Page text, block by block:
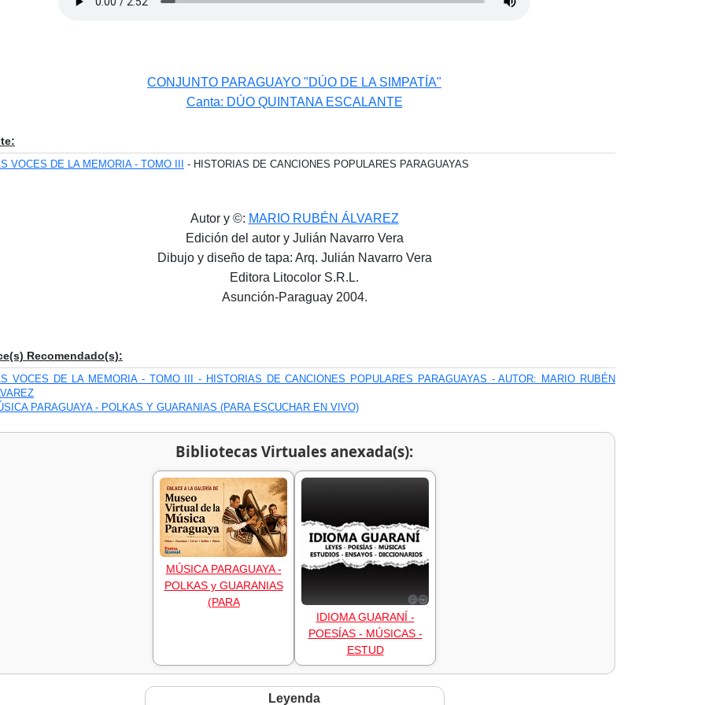
CONJUNTO PARAGUAYO "DÚO DE LA SIMPATÍA"
Canta: DÚO QUINTANA ESCALANTE
VOCES DE LA MEMORIA - TOMO III - HISTORIAS DE CANCIONES POPULARES PARAGUAYAS
Autor y ©: MARIO RUBÉN ÁLVAREZ
Edición del autor y Julián Navarro Vera
Dibujo y diseño de tapa: Arq. Julián Navarro Vera
Editora Litocolor S.R.L.
Asunción-Paraguay 2004.
Recomendado(s):
VOCES DE LA MEMORIA - TOMO III - HISTORIAS DE CANCIONES POPULARES PARAGUAYAS - AUTOR: MARIO RUBÉN
PARAGUAYA - POLKAS Y GUARANIAS (PARA ESCUCHAR EN VIVO)
Bibliotecas Virtuales anexada(s):
MÚSICA PARAGUAYA -
POLKAS y GUARANIAS
(PARA
IDIOMA GUARANÍ -
POESÍAS - MÚSICAS -
ESTUD
Leyenda